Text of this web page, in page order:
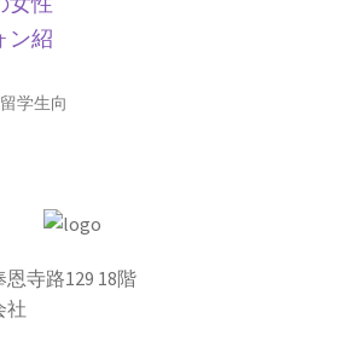
ン紹
学生向
寺路129 18階
社